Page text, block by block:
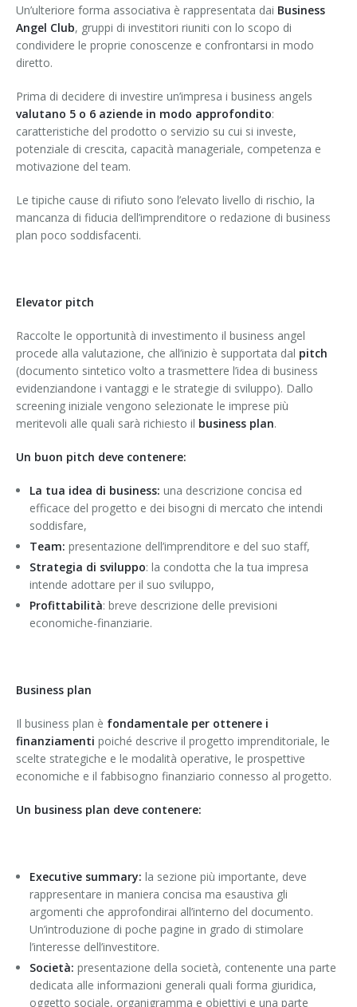
Un’ulteriore forma associativa è rappresentata dai Business
Angel Club, gruppi di investitori riuniti con lo scopo di
condividere le proprie conoscenze e confrontarsi in modo
diretto.
Prima di decidere di investire un’impresa i business angels
valutano 5 o 6 aziende in modo approfondito:
caratteristiche del prodotto o servizio su cui si investe,
potenziale di crescita, capacità manageriale, competenza e
motivazione del team.
Le tipiche cause di rifiuto sono l’elevato livello di rischio, la
mancanza di fiducia dell’imprenditore o redazione di business
plan poco soddisfacenti.
Elevator pitch
Raccolte le opportunità di investimento il business angel
procede alla valutazione, che all’inizio è supportata dal pitch
(documento sintetico volto a trasmettere l’idea di business
evidenziandone i vantaggi e le strategie di sviluppo). Dallo
screening iniziale vengono selezionate le imprese più
meritevoli alle quali sarà richiesto il business plan.
Un buon pitch deve contenere:
La tua idea di business: una descrizione concisa ed
efficace del progetto e dei bisogni di mercato che intendi
soddisfare,
Team: presentazione dell’imprenditore e del suo staff,
Strategia di sviluppo: la condotta che la tua impresa
intende adottare per il suo sviluppo,
Profittabilità: breve descrizione delle previsioni
economiche-finanziarie.
Business plan
Il business plan è fondamentale per ottenere i
finanziamenti poiché descrive il progetto imprenditoriale, le
scelte strategiche e le modalità operative, le prospettive
economiche e il fabbisogno finanziario connesso al progetto.
Un business plan deve contenere:
Executive summary: la sezione più importante, deve
rappresentare in maniera concisa ma esaustiva gli
argomenti che approfondirai all’interno del documento.
Un’introduzione di poche pagine in grado di stimolare
l’interesse dell’investitore.
Società: presentazione della società, contenente una parte
dedicata alle informazioni generali quali forma giuridica,
oggetto sociale, organigramma e obiettivi e una parte